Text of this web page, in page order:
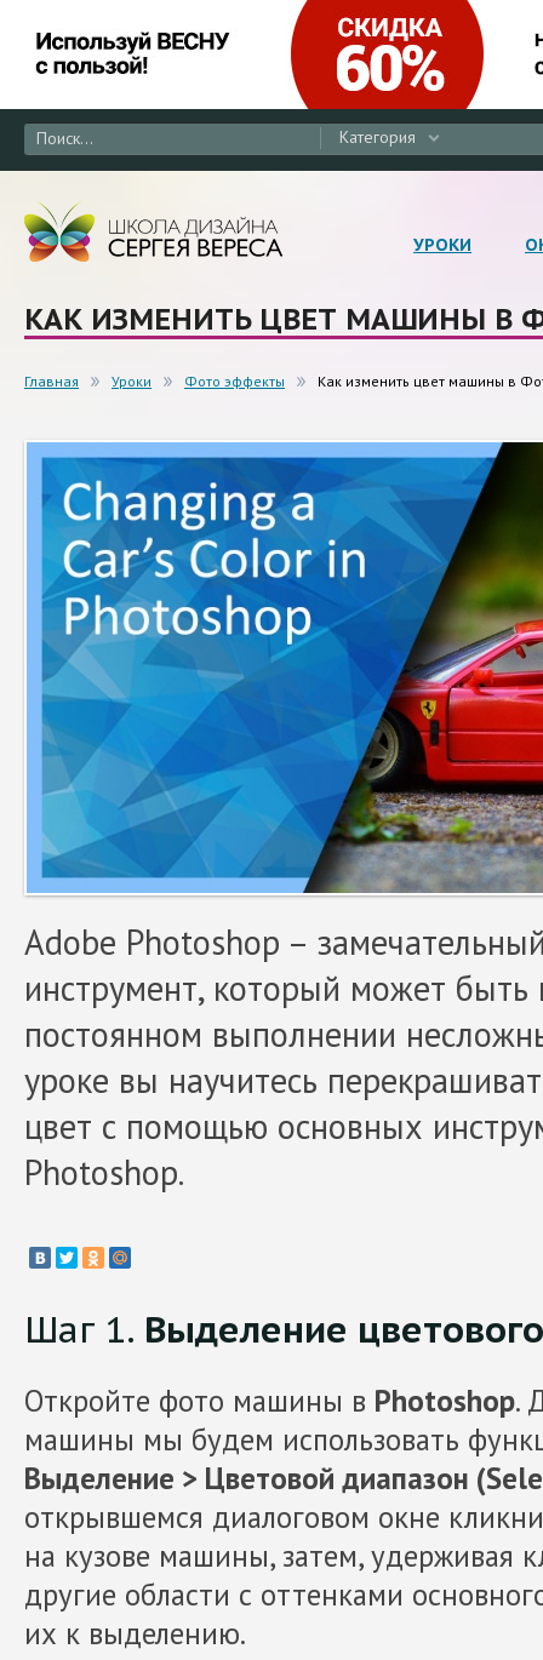
Категория
УРОКИ
КАК ИЗМЕНИТЬ ЦВЕТ МАШИНЫ В
Главная Уроки Фото эффекты Как изменить цвет машины в
Adobe Photoshop –
инструмент, который может
постоянном выполнении
уроке вы научитесь
цвет с помощью основных
Photoshop.
Шаг 1. Выделение
Откройте фото машины в Photoshop.
машины мы будем использовать
Выделение > Цветовой диапазон
открывшемся диалоговом окне
на кузове машины, затем, удерживая
другие области с оттенками
их к выделению.